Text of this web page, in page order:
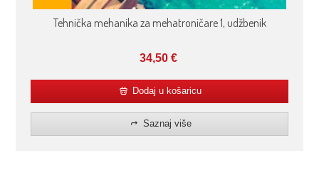
Tehnička mehanika za mehatroničare 1, udžbenik
34,50 €
Dodaj u košaricu
Saznaj više